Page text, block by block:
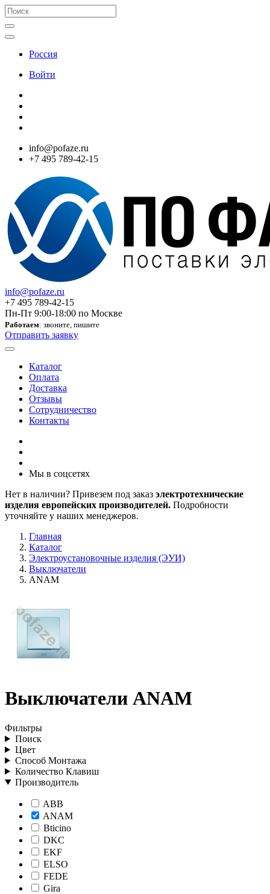
Россия
Войти
info@pofaze.ru
+7 495 789-42-15
info@pofaze.ru
+7 495 789-42-15
Пн-Пт 9:00-18:00 по Москве
Работаем: звоните, пишите
Отправить заявку
Каталог
Оплата
Доставка
Отзывы
Сотрудничество
Контакты
Мы в соцсетях
Нет в наличии? Привезем под заказ электротехнические
изделия европейских производителей. Подробности
уточняйте у наших менеджеров.
Главная
Каталог
Электроустановочные изделия (ЭУИ)
Выключатели
ANAM
Выключатели ANAM
Фильтры
Поиск
Цвет
Способ Монтажа
Количество Клавиш
Производитель
ABB
ANAM
Bticino
DKC
EKF
ELSO
FEDE
Gira